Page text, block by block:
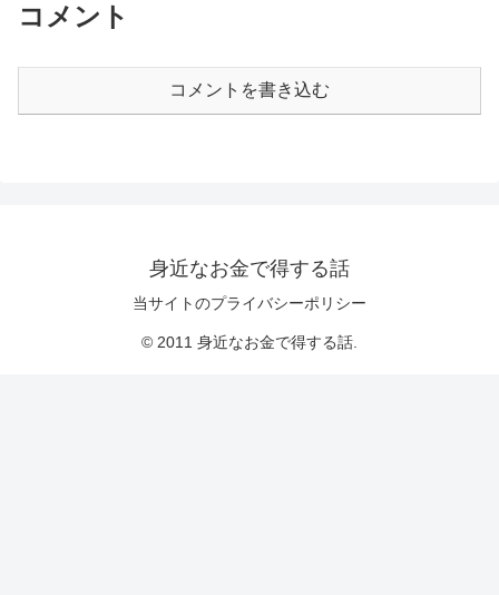
コメント
コメントを書き込む
身近なお金で得する話
当サイトのプライバシーポリシー
© 2011 身近なお金で得する話.